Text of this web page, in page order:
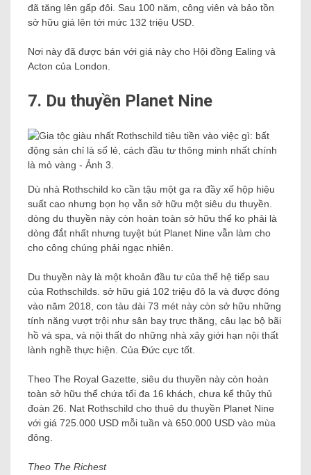
đã tăng lên gấp đôi. Sau 100 năm, công viên và bảo tồn
sở hữu giá lên tới mức 132 triệu USD.
Nơi này đã được bán với giá này cho Hội đồng Ealing và
Acton của London.
7. Du thuyền Planet Nine
Dù nhà Rothschild ko cần tậu một ga ra đầy xế hộp hiệu
suất cao nhưng bọn họ vẫn sở hữu một siêu du thuyền.
dòng du thuyền này còn hoàn toàn sở hữu thể ko phải là
dòng đắt nhất nhưng tuyệt bút Planet Nine vẫn làm cho
cho công chúng phải ngạc nhiên.
Du thuyền này là một khoản đầu tư của thế hệ tiếp sau
của Rothschilds. sở hữu giá 102 triệu đô la và được đóng
vào năm 2018, con tàu dài 73 mét này còn sở hữu những
tính năng vượt trội như sân bay trực thăng, câu lạc bộ bãi
hồ và spa, và nội thất do những nhà xây giới hạn nội thất
lành nghề thực hiện. Của Đức cực tốt.
Theo The Royal Gazette, siêu du thuyền này còn hoàn
toàn sở hữu thể chứa tối đa 16 khách, chưa kể thủy thủ
đoàn 26. Nat Rothschild cho thuê du thuyền Planet Nine
với giá 725.000 USD mỗi tuần và 650.000 USD vào mùa
đông.
Theo The Richest